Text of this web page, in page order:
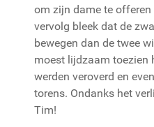
om zijn dame te offeren
vervolg bleek dat de
bewegen dan de twee
moest lijdzaam toezien
werden veroverd en
torens. Ondanks het
Tim!